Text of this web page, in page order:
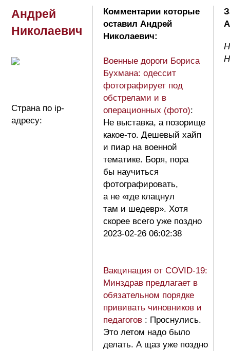
Андрей
Николаевич
Страна по ip-
адресу:
Комментарии которые
оставил Андрей
Николаевич:
Военные дороги Бориса
Бухмана: одессит
фотографирует под
обстрелами и в
операционных (фото):
Не выставка, а позорище
какое-то. Дешевый хайп
и пиар на военной
тематике. Боря, пора
бы научиться
фотографировать,
а не «где клацнул
там и шедевр». Хотя
скорее всего уже поздно
2023-02-26 06:02:38
Вакцинация от COVID-19:
Минздрав предлагает в
обязательном порядке
прививать чиновников и
педагогов : Проснулись.
Это летом надо было
делать. А щаз уже поздно